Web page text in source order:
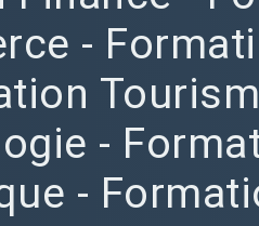
-
-
-